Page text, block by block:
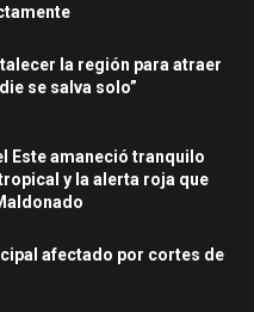
la región para atraer
se salva solo”
Este amaneció tranquilo
y la alerta roja que
afectado por cortes de